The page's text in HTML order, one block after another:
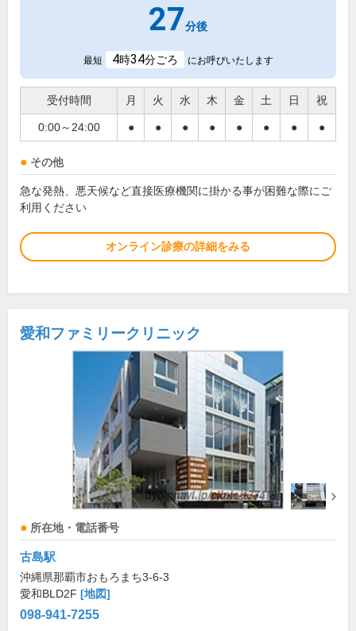
27分後
最短 4時34分ごろ にお呼びいたします
受付時間 月 火 水 木 金 土 日 祝
0:00～24:00 ● ● ● ● ● ● ● ●
その他
急な発熱、悪天候など直接医療機関に掛かる事が困難な際にご
利用ください
オンライン診療の詳細をみる
愛和ファミリークリニック
所在地・電話番号
古島駅
沖縄県那覇市おもろまち3-6-3
愛和BLD2F [地図]
098-941-7255